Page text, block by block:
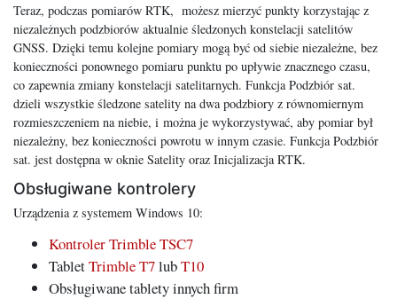
Teraz, podczas pomiarów RTK, możesz mierzyć punkty korzystając z
niezależnych podzbiorów aktualnie śledzonych konstelacji satelitów
GNSS. Dzięki temu kolejne pomiary mogą być od siebie niezależne, bez
konieczności ponownego pomiaru punktu po upływie znacznego czasu,
co zapewnia zmiany konstelacji satelitarnych. Funkcja Podzbiór sat.
dzieli wszystkie śledzone satelity na dwa podzbiory z równomiernym
rozmieszczeniem na niebie, i można je wykorzystywać, aby pomiar był
niezależny, bez konieczności powrotu w innym czasie. Funkcja Podzbiór
sat. jest dostępna w oknie Satelity oraz Inicjalizacja RTK.
Obsługiwane kontrolery
Urządzenia z systemem Windows 10:
Kontroler Trimble TSC7
TabletTrimble T7lubT10
Obsługiwane tablety innych firm